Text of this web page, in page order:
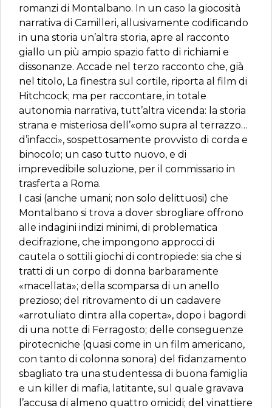
romanzi di Montalbano. In un caso la giocosità
narrativa di Camilleri, allusivamente codificando
in una storia un’altra storia, apre al racconto
giallo un più ampio spazio fatto di richiami e
dissonanze. Accade nel terzo racconto che, già
nel titolo, La finestra sul cortile, riporta al film di
Hitchcock; ma per raccontare, in totale
autonomia narrativa, tutt’altra vicenda: la storia
strana e misteriosa dell’«omo supra al terrazzo…
d’infacci», sospettosamente provvisto di corda e
binocolo; un caso tutto nuovo, e di
imprevedibile soluzione, per il commissario in
trasferta a Roma.
I casi (anche umani; non solo delittuosi) che
Montalbano si trova a dover sbrogliare offrono
alle indagini indizi minimi, di problematica
decifrazione, che impongono approcci di
cautela o sottili giochi di contropiede: sia che si
tratti di un corpo di donna barbaramente
«macellata»; della scomparsa di un anello
prezioso; del ritrovamento di un cadavere
«arrotuliato dintra alla coperta», dopo i bagordi
di una notte di Ferragosto; delle conseguenze
pirotecniche (quasi come in un film americano,
con tanto di colonna sonora) del fidanzamento
sbagliato tra una studentessa di buona famiglia
e un killer di mafia, latitante, sul quale gravava
l’accusa di almeno quattro omicidi; del vinattiere